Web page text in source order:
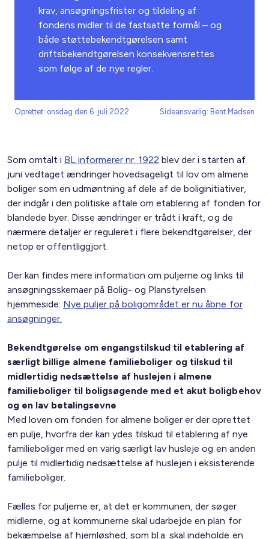
krav, ansøgningsfrister og tildeling af
fondens midler til de fastsatte formål – og
både støttebekendtgørelsen samt
driftsbekendtgørelsen konsekvensrettes
som følge af de nye regler.
Oprettet: onsdag den 6. juli 2022 Sideansvarlig: Bent Madsen
Som omtalt i BL informerer nr. 1922 blev der i starten af
juni vedtaget ændringer hovedsageligt til lov om almene
boliger som en udmøntning af dele af de boliginitiativer,
der indgår i den politiske aftale om etablering af fonden for
blandede byer. Disse ændringer er trådt i kraft, og de
nærmere detaljer er reguleret i flere bekendtgørelser, der
netop er offentliggjort.
Der kan findes mere information om puljerne og links til
ansøgningsskemaer på Bolig- og Planstyrelsen
hjemmeside: Nye puljer på boligområdet er nu åbne for
ansøgninger.
Bekendtgørelse om engangstilskud til etablering af
særligt billige almene familieboliger og tilskud til
midlertidig nedsættelse af huslejen i almene
familieboliger til boligsøgende med et akut boligbehov
og en lav betalingsevne
Med loven om fonden for almene boliger er der oprettet
en pulje, hvorfra der kan ydes tilskud til etablering af nye
familieboliger med en varig særligt lav husleje og en anden
pulje til midlertidig nedsættelse af huslejen i eksisterende
familieboliger.
Fælles for puljerne er, at det er kommunen, der søger
midlerne, og at kommunerne skal udarbejde en plan for
bekæmpelse af hjemløshed, som bl.a. skal indeholde en